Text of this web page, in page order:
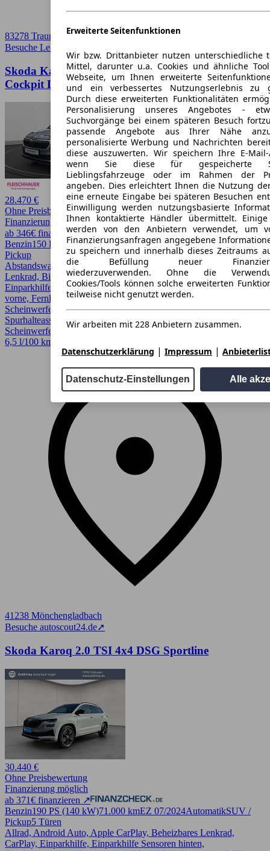
Erweiterte Seitenfunktionen
Wir bzw. Drittanbieter nutzen unterschiedliche
Mittel, darunter u.a. Cookies und ähnliche
Webseite, um Ihnen erweiterte
und ein verbessertes Nutzungserlebnis zu
Durch diese erweiterten Funktionalitäten
Personalisierung unseres Angebotes -
Suchvorgänge bei einem späteren Besuch
passende Angebote aus Ihrer Nähe
personalisierte Werbung und Nachrichten
diese auszuwerten. Wir speichern Ihre E-Mail-
wenn Sie diese für gespeicherte
Lieblingsfahrzeuge oder im Rahmen der
angeben. Dies erleichtert Ihnen die Nutzung
eine erneute Eingabe bei späteren Besuchen
Einwilligung werden nutzungsbasierte
Ihnen kontaktierte Händler übermittelt. Einige
werden von den Anbietern verwendet, um
Finanzierungsanfragen angegebene
zu speichern und innerhalb dieses Zeitraums
die Befüllung neuer
wiederzuverwenden. Ohne die
Cookies/Tools können solche erweiterten
teilweise nicht genutzt werden.
Wir arbeiten mit 228 Anbietern zusammen.
Datenschutzerklärung | Impressum |
Datenschutz-Einstellungen Alle
83278 Traunstein
Besuche Leasingmarkt
Skoda Karoq Selection 1.5 TSI DSG Navi Digitales
Cockpit LED A
28.470 €
Ohne Preisbewertung
Finanzierung möglich
ab 346€ finanzieren ↗
Benzin150 PS (110 kW)26.855 kmEZ 10/2025AutomatikSUV /
Pickup
Abstandswarner, Android Auto, Apple CarPlay, Beheizbares
Lenkrad, Bi-Xenon Scheinwerfer, CarPlay, Digitales Cockpit,
Einparkhilfe, Einparkhilfe Sensoren hinten, Einparkhilfe Sensoren
vorne, Fernlichtassistent, LED, LED Scheinwerfer, LED-
Scheinwerfer, Lichtsensor, Lordosenstütze, Regensensor,
Spurhalteassistent, Verkehrszeichenerkennung, Voll-LED
Scheinwerfer, Xenonscheinwerfer
6,5 l/100 km (komb.)* · CO2-Klasse E
41238 Mönchengladbach
Besuche autoscout24.de➚
Skoda Karoq 2.0 TSI 4x4 DSG Sportline
30.440 €
Ohne Preisbewertung
Finanzierung möglich
ab 371€ finanzieren ↗
Benzin190 PS (140 kW)71.000 kmEZ 07/2024AutomatikSUV /
Pickup5 Türen
Allrad, Android Auto, Apple CarPlay, Beheizbares Lenkrad,
CarPlay, Einparkhilfe, Einparkhilfe Sensoren hinten,